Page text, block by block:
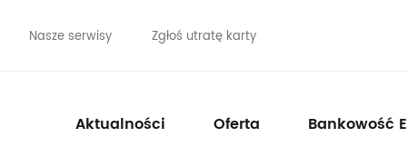
Nasze serwisy Zgłoś utratę karty
Aktualności Oferta Bankowość